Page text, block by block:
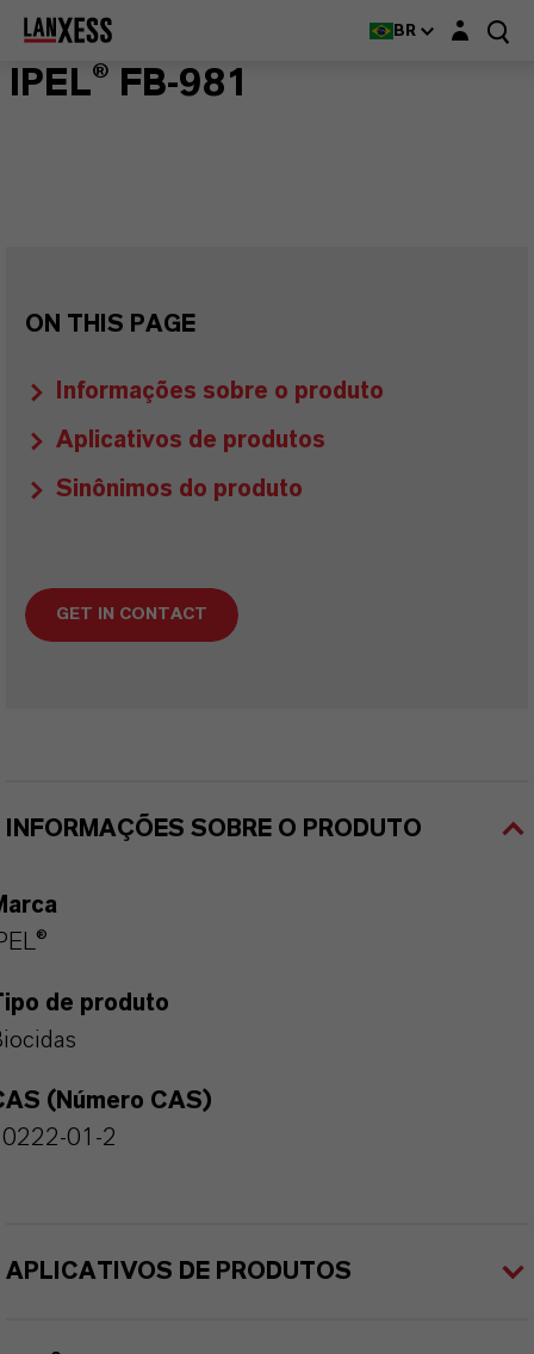
BR Login layer
IPEL® FB-981
ON THIS PAGE
Informações sobre o produto
Aplicativos de produtos
Sinônimos do produto
GET IN CONTACT
INFORMAÇÕES SOBRE O PRODUTO
de produto
(Número CAS)
01-2
APLICATIVOS DE PRODUTOS